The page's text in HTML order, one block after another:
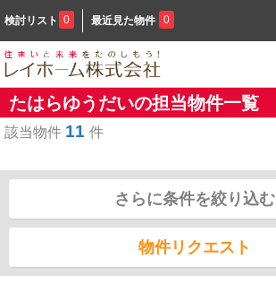
検討リスト 0 最近見た物件 0
たはらゆうだいの担当物件一覧
該当物件 11 件
さらに条件を絞り込む
物件リクエスト